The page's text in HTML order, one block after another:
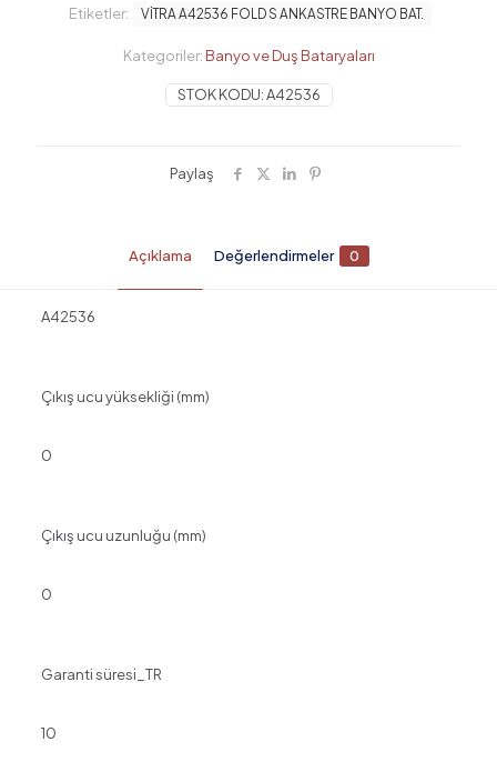
STOK KODU:A42536
Kategoriler: Banyo ve Duş Bataryaları
Etiketler: VİTRA A42536 FOLD S ANKASTRE BANYO BAT.
Paylaş
Açıklama Değerlendirmeler 0
A42536
Çıkış ucu yüksekliği (mm)
0
Çıkış ucu uzunluğu (mm)
0
Garanti süresi_TR
10